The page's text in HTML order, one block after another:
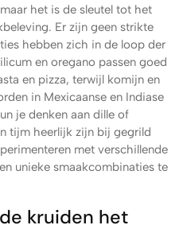
het is de sleutel tot het
Er zijn geen strikte
hebben zich in de loop der
en oregano passen goed
en pizza, terwijl komijn en
in Mexicaanse en Indiase
je denken aan dille of
tijm heerlijk zijn bij gegrild
met verschillende
unieke smaakcombinaties te
kruiden het